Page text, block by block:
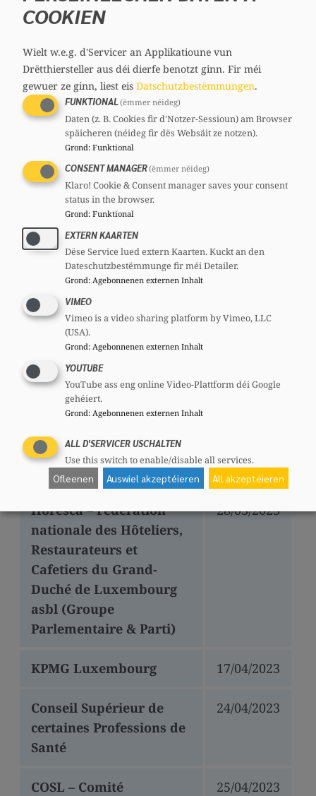
d’Obstétrique
Startups.lu –
Luxembourg Startups
Association asbl
13/03/2023
ACA – association des
compagnies
d’assurances et de
réassurances du Grand-
Duché de Luxembourg
14/03/2023
Fédération des hôpitaux
luxembourgeois
20/03/2023
ALBAD & VLA-
Associatioun vun de
Lëtzebuerger
Bibliothekären,
Archivisten an
Dokumentalisten &
Lëtzebuerger
Archivisten a.s.b.l.
20/03/2023
Horesca – Federation
nationale des Hôteliers,
Restaurateurs et
Cafetiers du Grand-
Duché de Luxembourg
asbl (Groupe
Parlementaire & Parti)
28/03/2023
KPMG Luxembourg 17/04/2023
Conseil Supérieur de
certaines Professions de
Santé
24/04/2023
COSL – Comité
25/04/2023
COOKIEN
Wielt w.e.g. d'Servicer an Applikatioune vun
Drëtthiersteller aus déi dierfe benotzt ginn. Fir méi
gewuer ze ginn, liest eis Datschutzbestëmmungen.
FUNKTIONAL(ëmmer néideg)
Daten (z. B. Cookies fir d'Notzer-Sessioun) am Browser
späicheren (néideg fir dës Websäit ze notzen).
Grond: Funktional
CONSENT MANAGER(ëmmer néideg)
Klaro! Cookie & Consent manager saves your consent
status in the browser.
Grond: Funktional
EXTERN KAARTEN
Dëse Service lued extern Kaarten. Kuckt an den
Dateschutzbestëmmunge fir méi Detailer.
Grond: Agebonnenen externen Inhalt
VIMEO
Vimeo is a video sharing platform by Vimeo, LLC
(USA).
Grond: Agebonnenen externen Inhalt
YOUTUBE
YouTube ass eng online Video-Plattform déi Google
gehéiert.
Grond: Agebonnenen externen Inhalt
ALL D'SERVICER USCHALTEN
Use this switch to enable/disable all services.
Ofleenen Auswiel akzeptéieren All akzeptéieren